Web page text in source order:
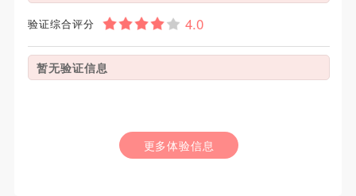
验证综合评分
暂无验证信息
更多体验信息